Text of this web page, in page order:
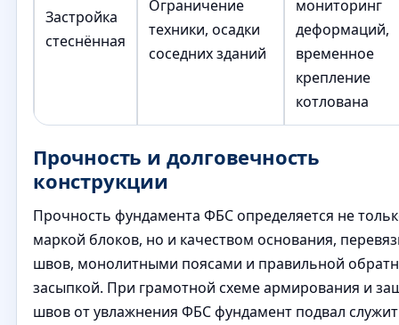
Застройка
стеснённая
Ограничение
техники, осадки
соседних зданий
мониторинг
деформаций,
временное
крепление
котлована
Прочность и долговечность
конструкции
Прочность фундамента ФБС определяется не
маркой блоков, но и качеством основания,
швов, монолитными поясами и правильной
засыпкой. При грамотной схеме армирования и
швов от увлажнения ФБС фундамент подвал служит